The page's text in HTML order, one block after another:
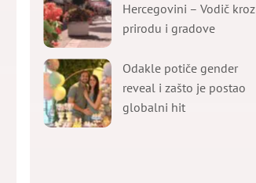
Hercegovini – Vodič kroz
prirodu i gradove
Odakle potiče gender
reveal i zašto je postao
globalni hit